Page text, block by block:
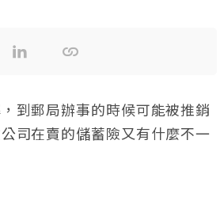
到郵局辦事的時候可能被推銷
司在賣的儲蓄險又有什麼不一